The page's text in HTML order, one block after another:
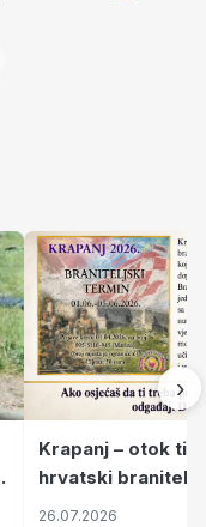
Krapanj – otok
hrvatski branitelji
pronalaze mir
26.07.2026
›